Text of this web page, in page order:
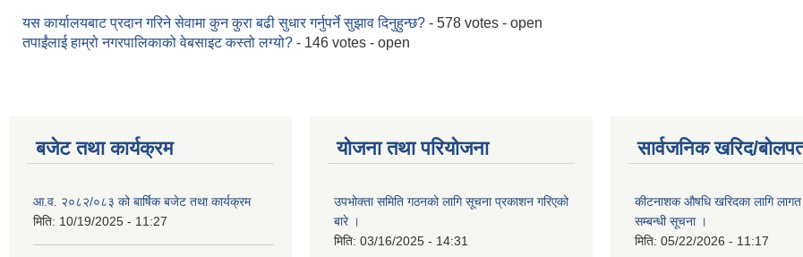
यस कार्यालयबाट प्रदान गरिने सेवामा कुन कुरा बढी सुधार गर्नुपर्ने सुझाव दिनुहुन्छ? - 578 votes - open
तपाईंलाई हाम्रो नगरपालिकाको वेबसाइट कस्तो लग्यो? - 146 votes - open
बजेट तथा कार्यक्रम
आ.व. २०८२/०८३ को बार्षिक बजेट तथा कार्यक्रम
मिति: 10/19/2025 - 11:27
योजना तथा परियोजना
उपभोक्ता समिति गठनको लागि सूचना प्रकाशन गरिएको
बारे ।
मिति: 03/16/2025 - 14:31
सार्वजनिक खरिद/
कीटनाशक औषधि खरिदका लागि
सम्बन्धी सूचना ।
मिति: 05/22/2026 - 11:17